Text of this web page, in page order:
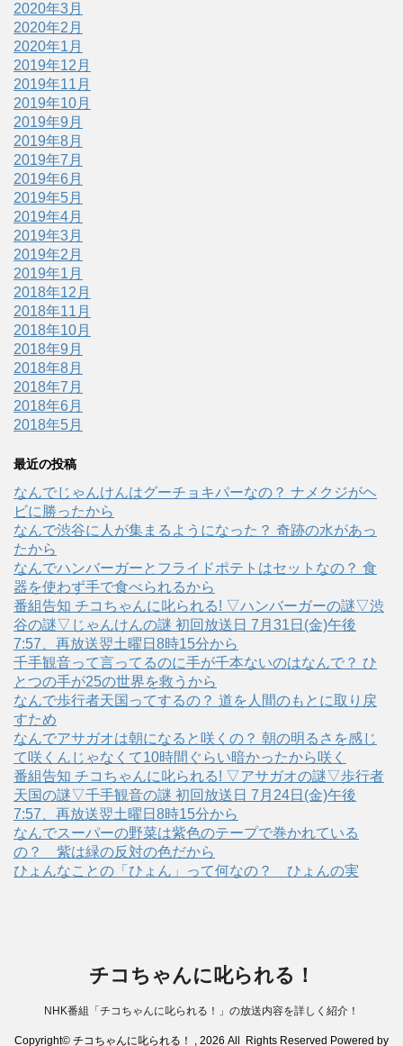
2020年3月
2020年2月
2020年1月
2019年12月
2019年11月
2019年10月
2019年9月
2019年8月
2019年7月
2019年6月
2019年5月
2019年4月
2019年3月
2019年2月
2019年1月
2018年12月
2018年11月
2018年10月
2018年9月
2018年8月
2018年7月
2018年6月
2018年5月
最近の投稿
なんでじゃんけんはグーチョキパーなの？ ナメクジがヘ
ビに勝ったから
なんで渋谷に人が集まるようになった？ 奇跡の水があっ
たから
なんでハンバーガーとフライドポテトはセットなの？ 食
器を使わず手で食べられるから
番組告知 チコちゃんに叱られる! ▽ハンバーガーの謎▽渋
谷の謎▽じゃんけんの謎 初回放送日 7月31日(金)午後
7:57、再放送翌土曜日8時15分から
千手観音って言ってるのに手が千本ないのはなんで？ ひ
とつの手が25の世界を救うから
なんで歩行者天国ってするの？ 道を人間のもとに取り戻
すため
なんでアサガオは朝になると咲くの？ 朝の明るさを感じ
て咲くんじゃなくて10時間ぐらい暗かったから咲く
番組告知 チコちゃんに叱られる! ▽アサガオの謎▽歩行者
天国の謎▽千手観音の謎 初回放送日 7月24日(金)午後
7:57、再放送翌土曜日8時15分から
なんでスーパーの野菜は紫色のテープで巻かれている
の？ 紫は緑の反対の色だから
ひょんなことの「ひょん」って何なの？ ひょんの実
チコちゃんに叱られる！
NHK番組「チコちゃんに叱られる！」の放送内容を詳しく紹介！
Copyright© チコちゃんに叱られる！ , 2026 All Rights Reserved Powered by